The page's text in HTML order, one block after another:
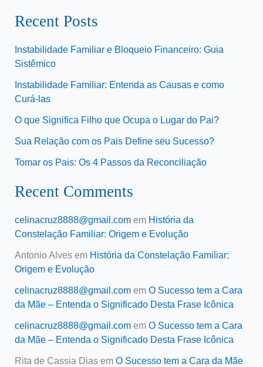
Recent Posts
Instabilidade Familiar e Bloqueio Financeiro: Guia
Sistêmico
Instabilidade Familiar: Entenda as Causas e como
Curá-las
O que Significa Filho que Ocupa o Lugar do Pai?
Sua Relação com os Pais Define seu Sucesso?
Tomar os Pais: Os 4 Passos da Reconciliação
Recent Comments
celinacruz8888@gmail.comem História da
Constelação Familiar: Origem e Evolução
Antonio Alvesem História da Constelação Familiar:
Origem e Evolução
celinacruz8888@gmail.comem O Sucesso tem a Cara
da Mãe – Entenda o Significado Desta Frase Icônica
celinacruz8888@gmail.comem O Sucesso tem a Cara
da Mãe – Entenda o Significado Desta Frase Icônica
Rita de Cassia Diasem O Sucesso tem a Cara da Mãe